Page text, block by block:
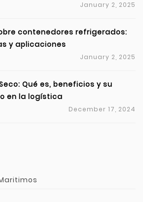
January 2, 2025
contenedores refrigerados:
y aplicaciones
January 2, 2025
Qué es, beneficios y su
en la logística
December 17, 2024